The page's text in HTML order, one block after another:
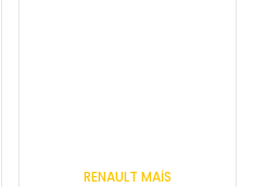
RENAULT MAİS